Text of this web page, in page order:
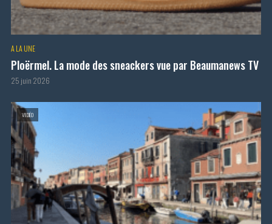
A LA UNE
Ploërmel. La mode des sneackers vue par Beaumanews TV
25 juin 2026
VIDÉO